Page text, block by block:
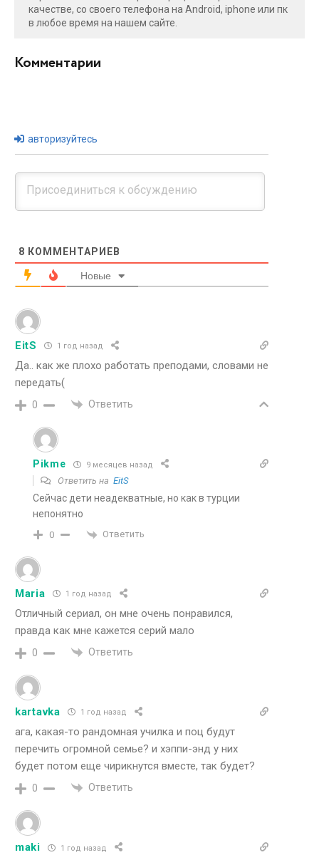
качестве, со своего телефона на Android, iphone или пк
в любое время на нашем сайте.
Комментарии
авторизуйтесь
8 КОММЕНТАРИЕВ
Новые
EitS 1 год назад
Да.. как же плохо работать преподами, словами не
передать(
0 Ответить
Pikme 9 месяцев назад
Ответить на EitS
Сейчас дети неадекватные, но как в турции
непонятно
0 Ответить
Maria 1 год назад
Отличный сериал, он мне очень понравился,
правда как мне кажется серий мало
0 Ответить
kartavka 1 год назад
ага, какая-то рандомная училка и поц будут
перечить огромной семье? и хэппи-энд у них
будет потом еще чирикнутся вместе, так будет?
0 Ответить
maki 1 год назад